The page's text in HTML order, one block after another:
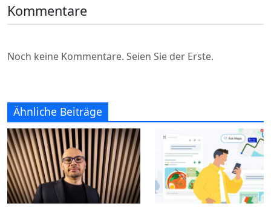
Kommentare
Noch keine Kommentare. Seien Sie der Erste.
Ähnliche Beiträge